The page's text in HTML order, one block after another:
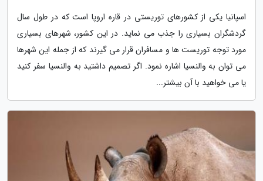
اسپانیا یکی از کشورهای توریستی در قاره اروپا است که در طول سال
گردشگران بسیاری را جذب می نماید. در این کشور، شهرهای بسیاری
مورد توجه توریست ها و مسافران قرار می گیرند که از جمله این شهرها
می توان به والنسیا اشاره نمود. اگر تصمیم داشتید به والنسیا سفر کنید
یا می خواهید با آن بیشتر...